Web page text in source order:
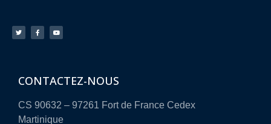
CONTACTEZ-NOUS
CS 90632 – 97261 Fort de France Cedex
Martinique